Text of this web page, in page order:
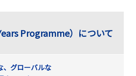
Programme）について
、グローバルな